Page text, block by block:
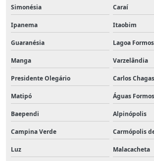
Simonésia Caraí
Ipanema Itaobim
Guaranésia Lagoa
Manga Varzelândia
Presidente Olegário Carlos Chagas
Matipó Águas
Baependi Alpinópolis
Campina Verde Carmópolis
Luz Malacacheta